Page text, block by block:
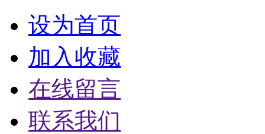
设为首页
加入收藏
在线留言
联系我们